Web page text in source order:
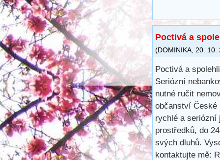
Poctivá a
(DOMINIKA 20. 10.
Poctivá a
Seriózní
nutné ručit
občanství České
rychlé a seriózní
prostředků, do
svých dluhů.
kontaktujte mě: